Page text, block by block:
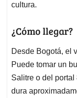
cultura.
¿Cómo llegar?
Desde Bogotá, el
Puede tomar un
Salitre o del
dura